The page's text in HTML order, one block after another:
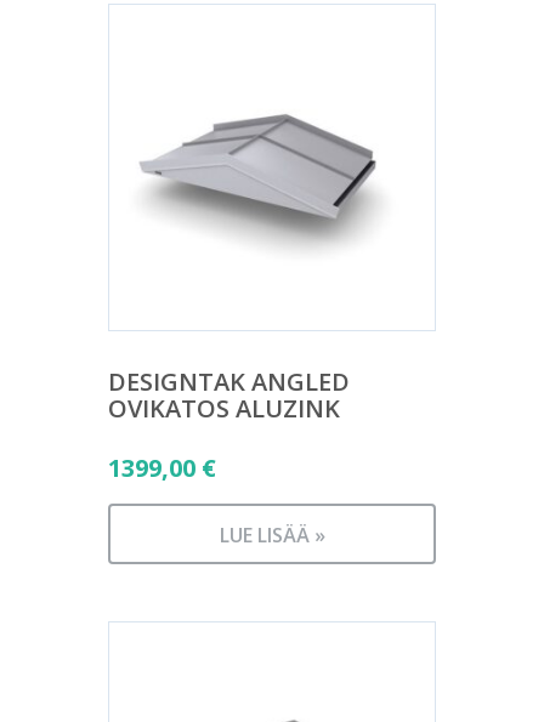
DESIGNTAK ANGLED
OVIKATOS ALUZINK
1399,00 €
LUE LISÄÄ »